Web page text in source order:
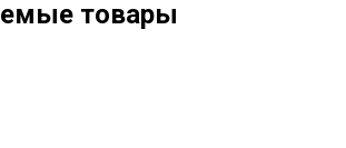
товары